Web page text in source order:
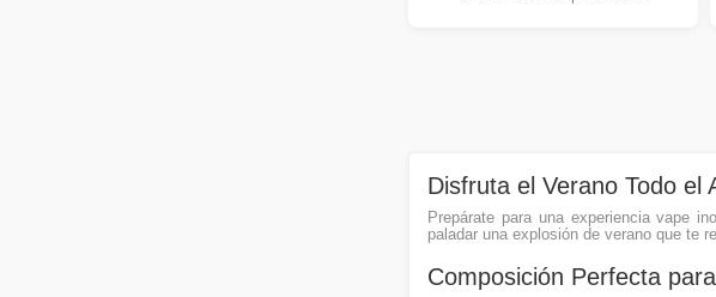
Disfruta el Verano Todo el
Prepárate para una experiencia vape
paladar una explosión de verano que te
Composición Perfecta